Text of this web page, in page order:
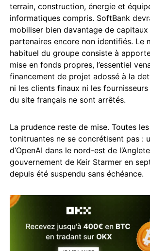
terrain, construction, énergie et
informatiques compris. SoftBank
mobiliser bien davantage de
partenaires encore non identifiés. Le
habituel du groupe consiste à
mise en fonds propres, l’essentiel
financement de projet adossé à la
ni les clients finaux ni les fournisseurs
du site français ne sont arrêtés.
La prudence reste de mise. Toutes
tonitruantes ne se concrétisent pas :
d’OpenAI dans le nord-est de
gouvernement de Keir Starmer en
depuis été suspendu sans échéance.